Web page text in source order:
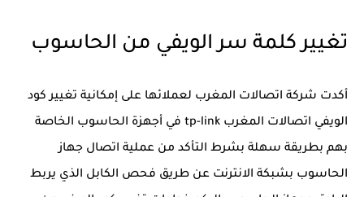
تغيير كلمة سر الويفي من الحاسوب
أكدت شركة اتصالات المغرب لعملائها على إمكانية تغيير كود
الويفي اتصالات المغرب tp-link في أجهزة الحاسوب الخاصة
بهم بطريقة سهلة بشرط التأكد من عملية اتصال جهاز
الحاسوب بشبكة الانترنت عن طريق فحص الكابل الذي يربط